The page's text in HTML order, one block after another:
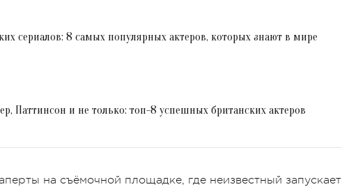
сериалов: 8 самых популярных актеров, которых знают в мире
Паттинсон и не только: топ-8 успешных британских актеров
на съёмочной площадке, где неизвестный запускает